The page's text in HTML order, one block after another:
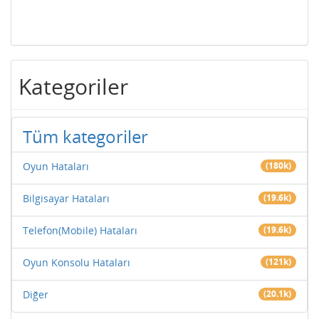
Kategoriler
Tüm kategoriler
Oyun Hataları (180k)
Bilgisayar Hataları (19.6k)
Telefon(Mobile) Hataları (19.6k)
Oyun Konsolu Hataları (121k)
Diğer (20.1k)